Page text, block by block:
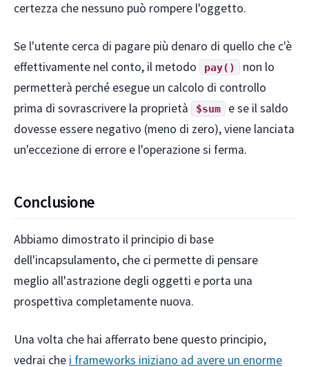
certezza che nessuno può rompere l'oggetto.
Se l'utente cerca di pagare più denaro di quello che c'è
effettivamente nel conto, il metodo
pay()
non lo
permetterà perché esegue un calcolo di controllo
prima di sovrascrivere la proprietà
$sum
e se il saldo
dovesse essere negativo (meno di zero), viene lanciata
un'eccezione di errore e l'operazione si ferma.
Conclusione
Abbiamo dimostrato il principio di base
dell'incapsulamento, che ci permette di pensare
meglio all'astrazione degli oggetti e porta una
prospettiva completamente nuova.
Una volta che hai afferrato bene questo principio,
vedrai che i frameworks iniziano ad avere un enorme